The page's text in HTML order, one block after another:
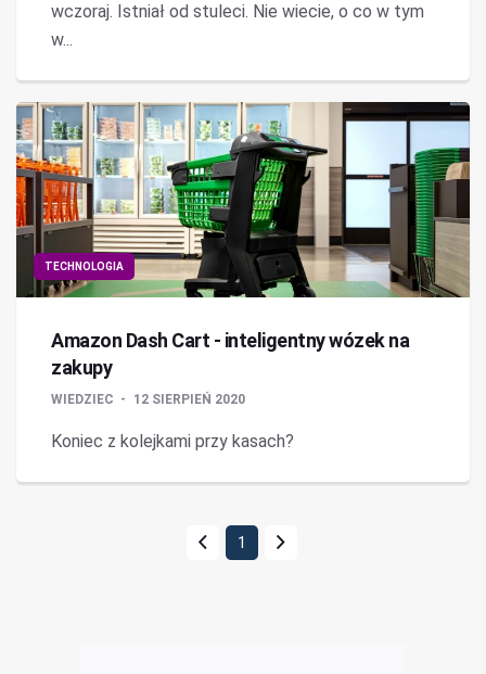
wczoraj. Istniał od stuleci. Nie wiecie, o co w tym
w...
TECHNOLOGIA
Amazon Dash Cart - inteligentny wózek na
zakupy
WIEDZIEC 12 SIERPIEŃ 2020
Koniec z kolejkami przy kasach?
1